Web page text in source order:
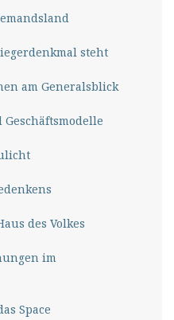
steht
am Generalsblick
Haus des Volkes
im
Space